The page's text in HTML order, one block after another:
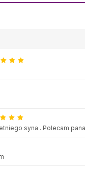
syna . Polecam